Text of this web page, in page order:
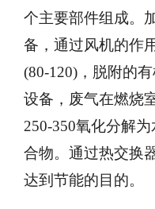
个主要部件组成。
备，通过风机的作
(80-120)，脱附的
设备，废气在燃烧
250-350氧化分解
合物。通过热交换
达到节能的目的。